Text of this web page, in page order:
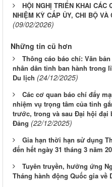
HỘI NGHỊ TRIỂN KHAI CÁC
NHIỆM KỲ CẤP ỦY, CHI BỘ VÀ
(09/02/2026)
Những tin cũ hơn
Thông cáo báo chí: Văn
nhân dân tỉnh ban hành trong
Du lịch (24/12/2025)
Các cơ quan báo chí đẩy
nhiệm vụ trọng tâm của tỉnh
trước, trong và sau Đại hội đại
Đảng (22/12/2025)
Gia hạn thời hạn sử dụng
đến hết ngày 31 tháng 3 năm
Tuyên truyền, hưởng ứng
Tháng hành động Quốc gia về